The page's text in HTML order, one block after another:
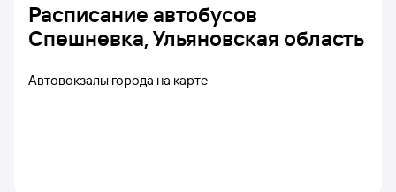
Расписание автобусов
Спешневка, Ульяновская область
Автовокзалы города на карте